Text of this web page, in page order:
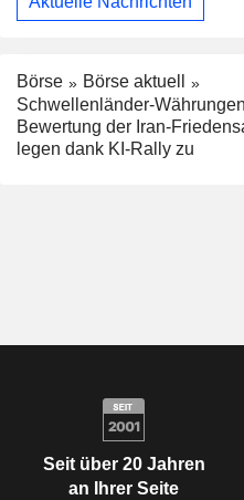
Börse
Börse aktuell
Schwellenländer-
Bewertung der Iran-
legen dank KI-Rally zu
Seit über 20 Jahren
an Ihrer Seite